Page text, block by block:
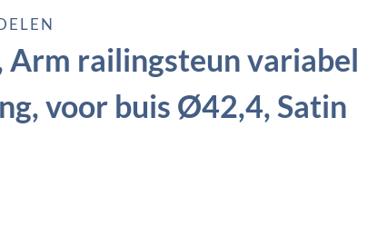
railingsteun variabel
voor buis Ø42,4, Satin